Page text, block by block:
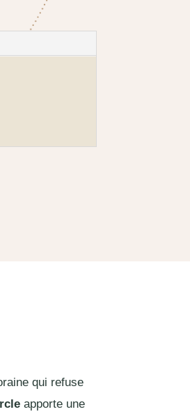
qui refuse
apporte une